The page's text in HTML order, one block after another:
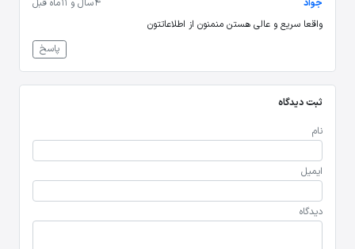
جواد
4 سال و 11 ماه قبل
واقعا سریع و عالی هستن منمنون از اطلاعاتتون
پاسخ
ثبت دیدگاه
نام
ایمیل
دیدگاه